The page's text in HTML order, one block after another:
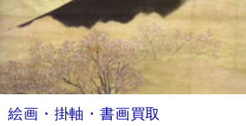
絵画・掛軸・書画買取